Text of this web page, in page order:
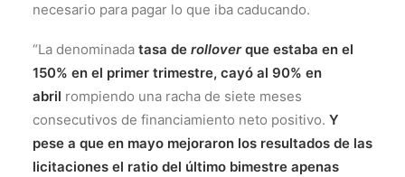
necesario para pagar lo que iba caducando.
“La denominada tasa de rolloverque estaba en el
150% en el primer trimestre, cayó al 90% en
abril rompiendo una racha de siete meses
consecutivos de financiamiento neto positivo. Y
pese a que en mayo mejoraron los resultados de las
licitaciones el ratio del último bimestre apenas